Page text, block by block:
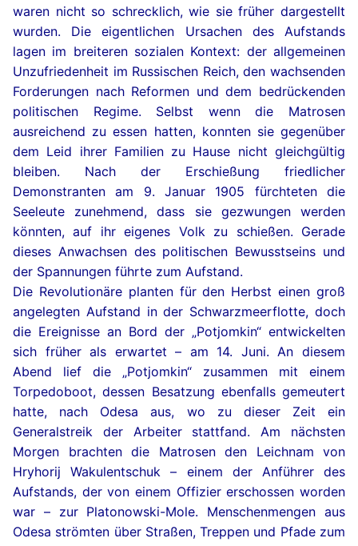
waren nicht so schrecklich, wie sie früher dargestellt
wurden. Die eigentlichen Ursachen des Aufstands
lagen im breiteren sozialen Kontext: der allgemeinen
Unzufriedenheit im Russischen Reich, den wachsenden
Forderungen nach Reformen und dem bedrückenden
politischen Regime. Selbst wenn die Matrosen
ausreichend zu essen hatten, konnten sie gegenüber
dem Leid ihrer Familien zu Hause nicht gleichgültig
bleiben. Nach der Erschießung friedlicher
Demonstranten am 9. Januar 1905 fürchteten die
Seeleute zunehmend, dass sie gezwungen werden
könnten, auf ihr eigenes Volk zu schießen. Gerade
dieses Anwachsen des politischen Bewusstseins und
der Spannungen führte zum Aufstand.
Die Revolutionäre planten für den Herbst einen groß
angelegten Aufstand in der Schwarzmeerflotte, doch
die Ereignisse an Bord der „Potjomkin“ entwickelten
sich früher als erwartet – am 14. Juni. An diesem
Abend lief die „Potjomkin“ zusammen mit einem
Torpedoboot, dessen Besatzung ebenfalls gemeutert
hatte, nach Odesa aus, wo zu dieser Zeit ein
Generalstreik der Arbeiter stattfand. Am nächsten
Morgen brachten die Matrosen den Leichnam von
Hryhorij Wakulentschuk – einem der Anführer des
Aufstands, der von einem Offizier erschossen worden
war – zur Platonowski-Mole. Menschenmengen aus
Odesa strömten über Straßen, Treppen und Pfade zum